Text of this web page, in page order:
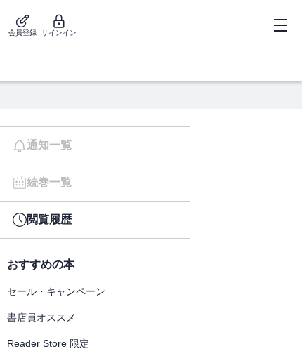
会員登録 サインイン
通知一覧
続巻一覧
閲覧履歴
おすすめの本
セール・キャンペーン
書店員オススメ
Reader Store 限定